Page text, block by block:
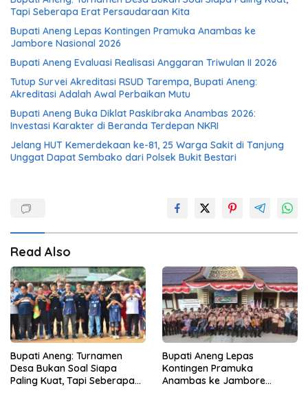
Tapi Seberapa Erat Persaudaraan Kita
Bupati Aneng Lepas Kontingen Pramuka Anambas ke
Jambore Nasional 2026
Bupati Aneng Evaluasi Realisasi Anggaran Triwulan II 2026
Tutup Survei Akreditasi RSUD Tarempa, Bupati Aneng:
Akreditasi Adalah Awal Perbaikan Mutu
Bupati Aneng Buka Diklat Paskibraka Anambas 2026:
Investasi Karakter di Beranda Terdepan NKRI
Jelang HUT Kemerdekaan ke-81, 25 Warga Sakit di Tanjung
Unggat Dapat Sembako dari Polsek Bukit Bestari
Read Also
Bupati Aneng: Turnamen
Desa Bukan Soal Siapa
Paling Kuat, Tapi Seberapa
Bupati Aneng Lepas
Kontingen Pramuka
Anambas ke Jambore